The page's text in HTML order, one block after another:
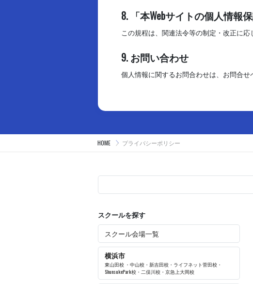
8. 「本Webサイトの個人情報
この規程は、関連法令等の制定・改正に応
9. お問い合わせ
個人情報に関するお問合わせは、お問合せ
HOME プライバシーポリシー
スクールを探す
スクール会場一覧
横浜市
東山田校・ 中山校・ 新吉田校・ ライフネット菅田校・
ShunsukePark校・ 二俣川校・ 京急上大岡校